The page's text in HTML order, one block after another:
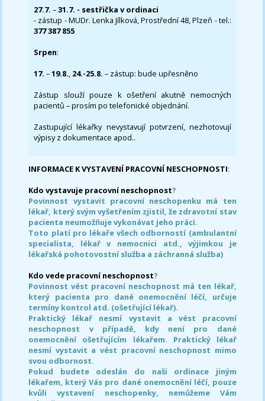
27.7.–31.7. - sestřička v ordinaci
- zástup - MUDr. Lenka Jílková, Prostřední 48, Plzeň - tel.:
377 387 855
Srpen:
17. –19.8., 24.-25.8. – zástup: bude upřesněno
Zástup slouží pouze k ošetření akutně nemocných
pacientů – prosím po telefonické objednání.
Zastupující lékařky nevystavují potvrzení, nezhotovují
výpisy z dokumentace apod..
INFORMACE K VYSTAVENÍ PRACOVNÍ NESCHOPNOSTI:
Kdo vystavuje pracovní neschopnost?
Povinnost vystavit pracovní neschopenku má ten
lékař, který svým vyšetřením zjistil, že zdravotní stav
pacienta neumožňuje vykonávat jeho práci.
Toto platí pro lékaře všech odborností (ambulantní
specialista, lékař v nemocnici atd., výjimkou je
lékařská pohotovostní služba a záchranná služba)
Kdo vede pracovní neschopnost?
Povinnost vést pracovní neschopnost má ten lékař,
který pacienta pro dané onemocnění léčí, určuje
termíny kontrol atd. (ošetřující lékař).
Praktický lékař nesmí vystavit a vést pracovní
neschopnost v případě, kdy není pro dané
onemocnění ošetřujícím lékařem. Praktický lékař
nesmí vystavit a vést pracovní neschopnost mimo
svou odbornost.
Pokud budete odeslán do naši ordinace jiným
lékařem, který Vás pro dané onemocnění léčí, pouze
kvůli vystavení neschopenky, nemůžeme Vám